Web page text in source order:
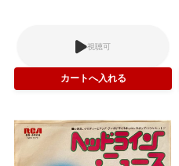
視聴可